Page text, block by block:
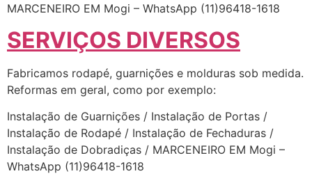
MARCENEIRO EM Mogi – WhatsApp (11)96418-1618
SERVIÇOS DIVERSOS
Fabricamos rodapé, guarnições e molduras sob medida.
Reformas em geral, como por exemplo:
Instalação de Guarnições / Instalação de Portas /
Instalação de Rodapé / Instalação de Fechaduras /
Instalação de Dobradiças / MARCENEIRO EM Mogi –
WhatsApp (11)96418-1618